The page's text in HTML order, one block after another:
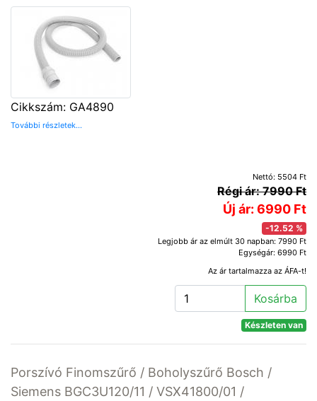
Cikkszám: GA4890
További részletek...
Nettó: 5504 Ft
Régi ár: 7990 Ft
Új ár: 6990 Ft
-12.52 %
Legjobb ár az elmúlt 30 napban: 7990 Ft
Egységár: 6990 Ft
Az ár tartalmazza az ÁFA-t!
Kosárba
Készleten van
Porszívó Finomszűrő / Boholyszűrő Bosch /
Siemens BGC3U120/11 / VSX41800/01 /